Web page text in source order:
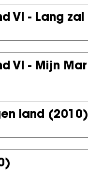
VI - Lang zal
VI - Mijn
land (2010)